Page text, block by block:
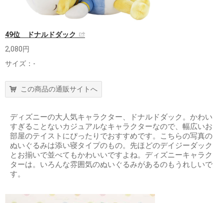
49位 ドナルドダック
2,080円
サイズ：-
この商品の通販サイトへ
ディズニーの大人気キャラクター、ドナルドダック。かわい
すぎることないカジュアルなキャラクターなので、幅広いお
部屋のテイストにぴったりでおすすめです。こちらの写真の
ぬいぐるみは添い寝タイプのもの。先ほどのデイジーダック
とお揃いで並べてもかわいいですよね。ディズニーキャラク
ターは。いろんな雰囲気のぬいぐるみがあるのもうれしいで
す。